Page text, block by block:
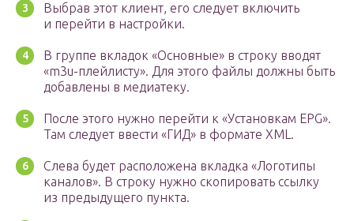
Выбрав этот клиент, его следует включить
и перейти в настройки.
В группе вкладок «Основные» в строку вводят
«m3u-плейлисту». Для этого файлы должны быть
добавлены в медиатеку.
После этого нужно перейти к «Установкам EPG».
Там следует ввести «ГИД» в формате XML.
Слева будет расположена вкладка «Логотипы
каналов». В строку нужно скопировать ссылку
из предыдущего пункта.